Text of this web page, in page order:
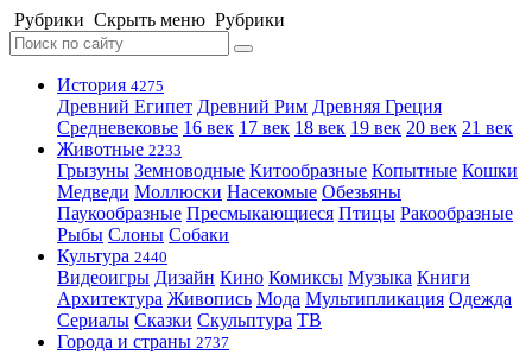
Рубрики Скрыть меню Рубрики
История 4275
Древний Египет Древний Рим Древняя Греция
Средневековье 16 век 17 век 18 век 19 век 20 век 21 век
Животные 2233
Грызуны Земноводные Китообразные Копытные Кошки
Медведи Моллюски Насекомые Обезьяны
Паукообразные Пресмыкающиеся Птицы Ракообразные
Рыбы Слоны Собаки
Культура 2440
Видеоигры Дизайн Кино Комиксы Музыка Книги
Архитектура Живопись Мода Мультипликация Одежда
Сериалы Сказки Скульптура ТВ
Города и страны 2737